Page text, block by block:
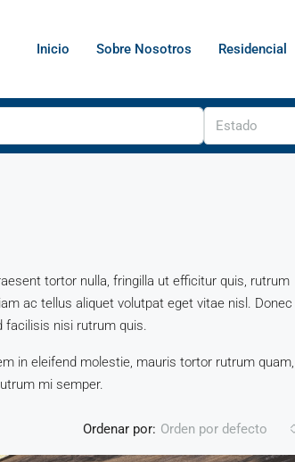
Inicio Sobre Nosotros Residencial
Estado
tortor nulla, fringilla ut efficitur quis, rutrum
ac tellus aliquet volutpat eget vitae nisl. Donec
facilisis nisi rutrum quis.
in eleifend molestie, mauris tortor rutrum quam,
mi semper.
Ordenar por: Orden por defecto